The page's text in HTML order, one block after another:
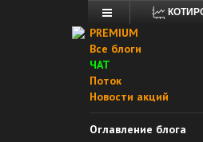
PREMIUM
Все блоги
ЧАТ
Поток
Новости акций
Оглавление блога